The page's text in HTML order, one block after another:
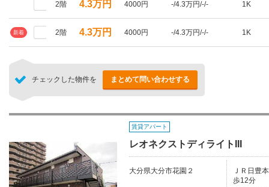
2階 4.3万円 4000円 -/4.3万円/-/- 1K
新着 2階 4.3万円 4000円 -/4.3万円/-/- 1K
チェックした物件を まとめて問い合わせする
賃貸アパート
レオネクストディライトIII
大分県大分市花園２
ＪＲ日豊
歩12分